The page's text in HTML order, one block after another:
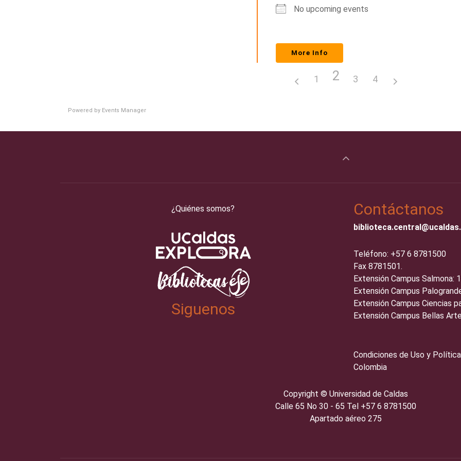
No upcoming events
More Info
1 2 3 4
Powered by Events Manager
¿Quiénes somos?
Siguenos
Contáctanos
Teléfono: +57 6 8781500
Fax 8781501.
Extensión Campus Salmona:
Extensión Campus
Extensión Campus Ciencias
Extensión Campus Bellas
Condiciones de Uso y
Colombia
Copyright ©️ Universidad de Caldas
Calle 65 No 30 - 65 Tel +57 6 8781500
Apartado aéreo 275